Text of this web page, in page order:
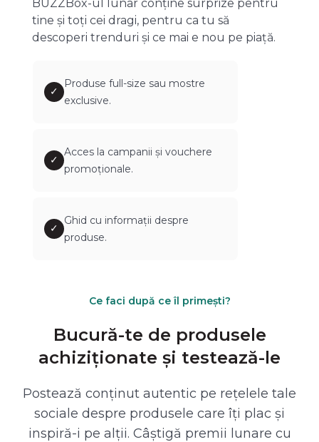
BUZZBox-ul lunar conține surprize pentru
tine și toți cei dragi, pentru ca tu să
descoperi trenduri și ce mai e nou pe piață.
✓
Produse full-size sau mostre
exclusive.
✓
Acces la campanii și vouchere
promoționale.
✓
Ghid cu informații despre
produse.
Ce faci după ce îl primești?
Bucură-te de produsele
achiziționate și testează-le
Postează conținut autentic pe rețelele tale
sociale despre produsele care îți plac și
inspiră-i pe alții. Câștigă premii lunare cu